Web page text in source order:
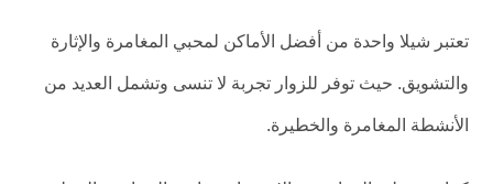
تعتبر شيلا واحدة من أفضل الأماكن لمحبي المغامرة والإثارة
والتشويق. حيث توفر للزوار تجربة لا تنسى وتشمل العديد من
الأنشطة المغامرة والخطيرة.